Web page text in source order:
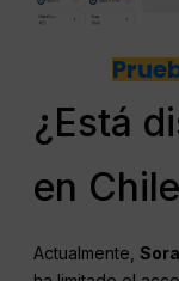
¿Está
en
Actualmente,